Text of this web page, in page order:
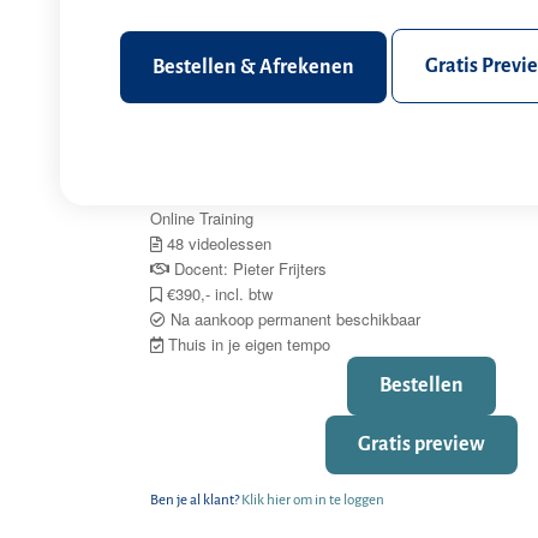
Bestellen & Afrekenen Gratis
Online Training
48 videolessen
Docent: Pieter Frijters
€390,- incl. btw
Na aankoop permanent beschikbaar
Thuis in je eigen tempo
Bestellen
Gratis preview
Ben je al klant? Klik hier om in te loggen